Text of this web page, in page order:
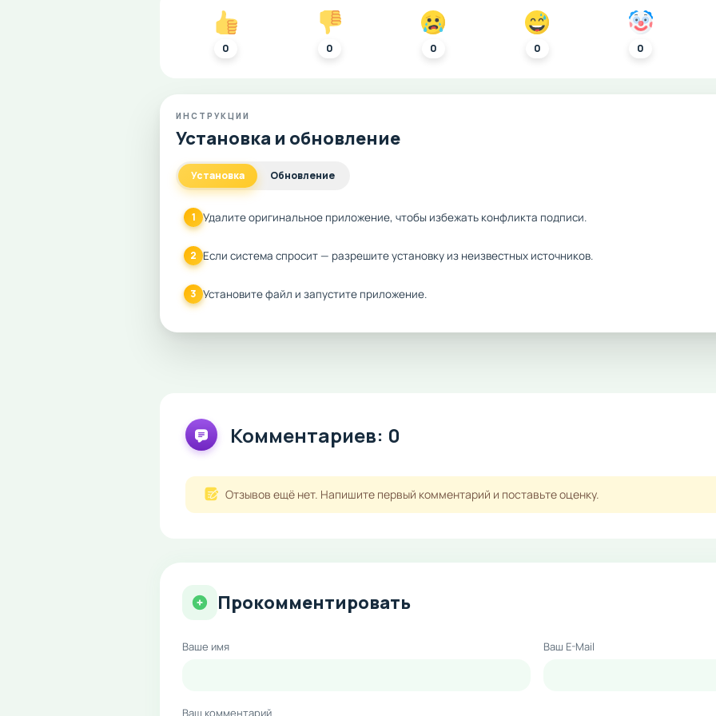
0 0 0 0 0
ИНСТРУКЦИИ
Установка и обновление
Установка Обновление
1 Удалите оригинальное приложение, чтобы избежать конфликта подписи.
2 Если система спросит — разрешите установку из неизвестных источников.
3 Установите файл и запустите приложение.
Комментариев: 0
Отзывов ещё нет. Напишите первый комментарий и поставьте оценку.
Прокомментировать
Ваше имя Ваш E-Mail
Ваш комментарий